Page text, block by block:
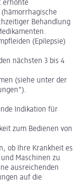
erhöhte
Behandlung
(Epilepsie)
nächsten 3 bis 4
(siehe unter der
Indikation für
zum Bedienen von
ob Ihre Krankheit es
Maschinen zu
ausreichenden
auf die